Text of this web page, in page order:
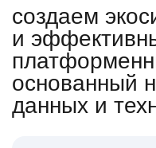
создаем
и
основанный
данных и